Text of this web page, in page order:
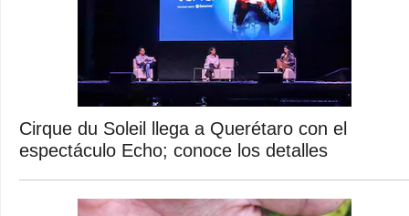
Cirque du Soleil llega a Querétaro con el
espectáculo Echo; conoce los detalles